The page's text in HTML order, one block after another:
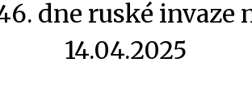
dne ruské invaze
14.04.2025